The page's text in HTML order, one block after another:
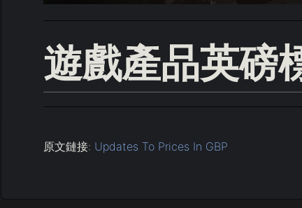
遊戲產品英磅
原文鏈接: Updates To Prices In GBP